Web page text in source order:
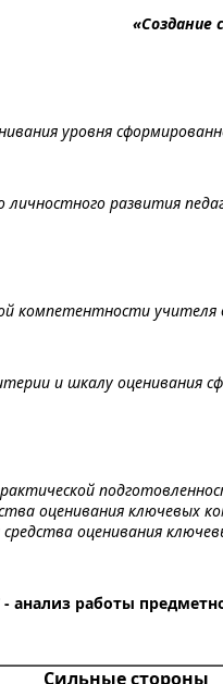
«Создание
уровня
личностного развития
компетентности
и шкалу оценивания
оценивания ключевых
оценивания
- анализ работы
Сильные стороны